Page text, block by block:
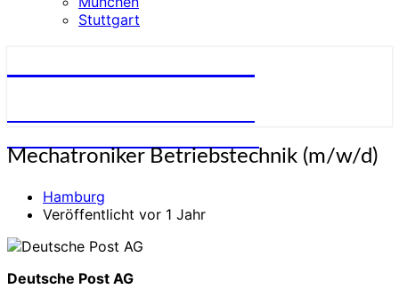
Stuttgart
Mechatroniker
(m/w/d)
Mechatroniker Betriebstechnik (m/w/d)
Hamburg
Veröffentlicht vor 1 Jahr
Deutsche Post AG